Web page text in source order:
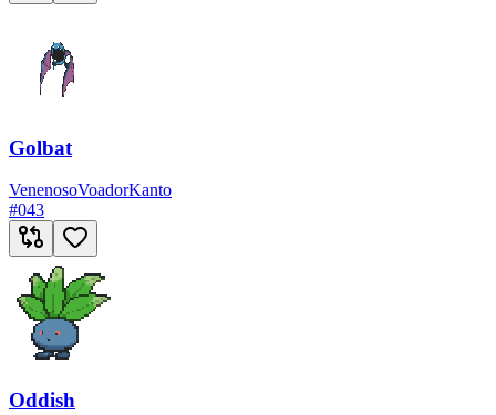
Golbat
VenenosoVoadorKanto
#043
Oddish